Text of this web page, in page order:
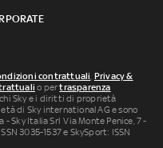
contrattuali Privacy &
o pertrasparenza
Sky e i diritti di proprietà
di Sky international AG e sono
Sky Italia Srl Via Monte Penice, 7 -
3035-1537 e SkySport: ISSN